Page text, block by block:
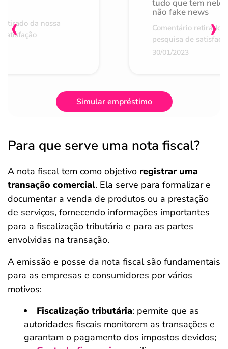
da nossa
tudo que tem nele
não fake news
Comentário retirado
pesquisa de
30/01/2023
‹ ›
Simular empréstimo
Para que serve uma nota fiscal?
A nota fiscal tem como objetivo registrar uma
transação comercial. Ela serve para formalizar e
documentar a venda de produtos ou a prestação
de serviços, fornecendo informações importantes
para a fiscalização tributária e para as partes
envolvidas na transação.
A emissão e posse da nota fiscal são fundamentais
para as empresas e consumidores por vários
motivos:
Fiscalização tributária: permite que as
autoridades fiscais monitorem as transações e
garantam o pagamento dos impostos devidos;